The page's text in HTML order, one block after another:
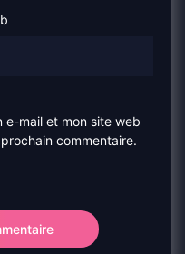
e-mail et mon site web
commentaire.